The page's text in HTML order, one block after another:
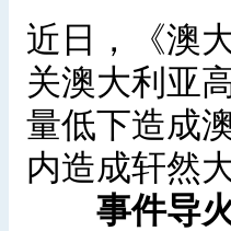
近日，《澳
关澳大利亚
量低下造成
内造成轩然大
事件导